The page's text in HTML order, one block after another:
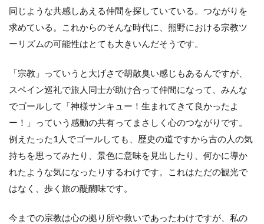
同じような共感しあえる仲間を探していている。つながりを
求めている。これからのそんな時代に、熊野における宗教ツ
ーリズムの可能性はとても大きいんだそうです。
「宗教」っていうと大げさで胡散臭い感じもあるんですが、
スペイン巡礼で旅人同士が助け合って仲間になって、みんな
でゴールして「神様サンキュー！生まれてきて良かったよ
ー！」っていう感動の共有ってまさしく心のつながりです。
例えたった1人でゴールしても、歴史の道ですから古の人の気
持ちを思ってみたり、景色に意味を見出したり、何かに導か
れたような気になったりするわけです。これはただの観光で
はなく、歩く旅の醍醐味です。
今までの宗教は心の拠り所や救いであったわけですが、私の